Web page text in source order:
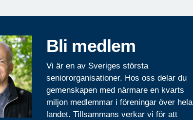
Bli medlem
Vi är en av Sveriges största
seniororganisationer. Hos oss delar du
gemenskapen med närmare en kvarts
miljon medlemmar i föreningar över hela
landet. Tillsammans verkar vi för att